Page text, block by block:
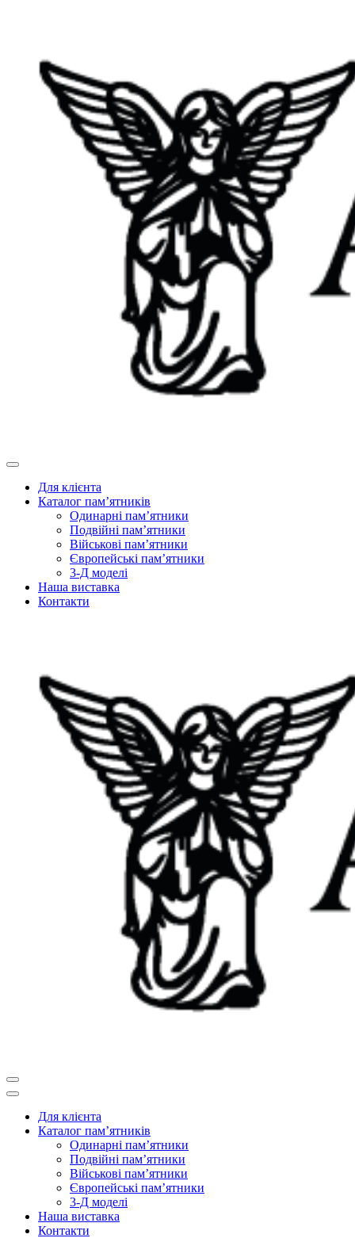
Для клієнта
Каталог пам’ятників
Одинарні пам’ятники
Подвійні пам’ятники
Військові пам’ятники
Європейські пам’ятники
3-Д моделі
Наша виставка
Контакти
Для клієнта
Каталог пам’ятників
Одинарні пам’ятники
Подвійні пам’ятники
Військові пам’ятники
Європейські пам’ятники
3-Д моделі
Наша виставка
Контакти